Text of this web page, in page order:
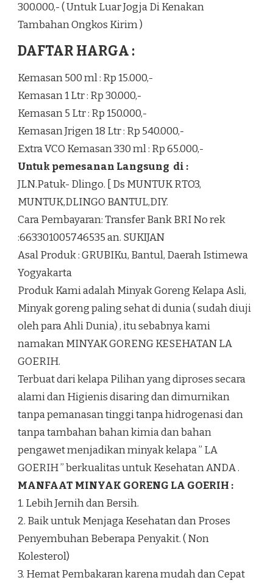
300.000,- ( Untuk Luar Jogja Di Kenakan
Tambahan Ongkos Kirim )
DAFTAR HARGA :
Kemasan 500 ml : Rp 15.000,-
Kemasan 1 Ltr : Rp 30.000,-
Kemasan 5 Ltr : Rp 150.000,-
Kemasan Jrigen 18 Ltr : Rp 540.000,-
Extra VCO Kemasan 330 ml : Rp 65.000,-
Untuk pemesanan Langsung di :
JLN.Patuk- Dlingo. [ Ds MUNTUK RTO3,
MUNTUK,DLINGO BANTUL,DIY.
Cara Pembayaran: Transfer Bank BRI No rek
:663301005746535 an. SUKIJAN
Asal Produk : GRUBIKu, Bantul, Daerah Istimewa
Yogyakarta
Produk Kami adalah Minyak Goreng Kelapa Asli,
Minyak goreng paling sehat di dunia ( sudah diuji
oleh para Ahli Dunia) , itu sebabnya kami
namakan MINYAK GORENG KESEHATAN LA
GOERIH.
Terbuat dari kelapa Pilihan yang diproses secara
alami dan Higienis disaring dan dimurnikan
tanpa pemanasan tinggi tanpa hidrogenasi dan
tanpa tambahan bahan kimia dan bahan
pengawet menjadikan minyak kelapa ” LA
GOERIH ” berkualitas untuk Kesehatan ANDA .
MANFAAT MINYAK GORENG LA GOERIH :
1. Lebih Jernih dan Bersih.
2. Baik untuk Menjaga Kesehatan dan Proses
Penyembuhan Beberapa Penyakit. ( Non
Kolesterol)
3. Hemat Pembakaran karena mudah dan Cepat